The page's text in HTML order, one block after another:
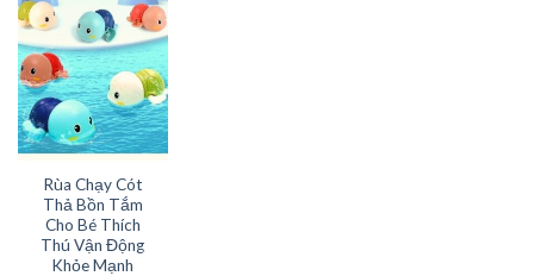
Rùa Chạy Cót
Thả Bồn Tắm
Cho Bé Thích
Thú Vận Động
Khỏe Mạnh